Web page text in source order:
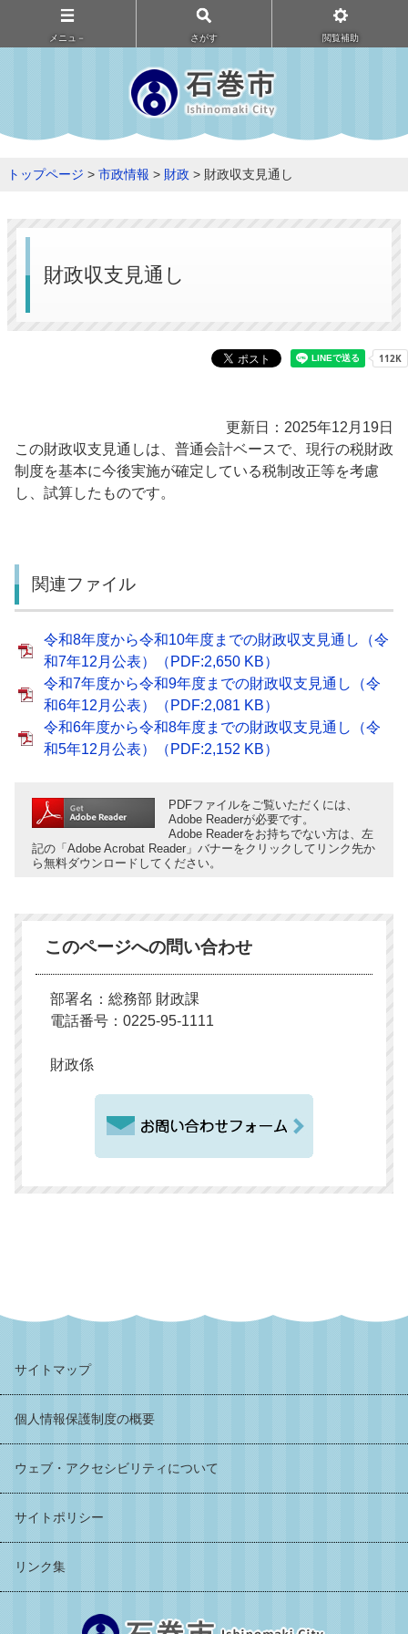
メニュ－ さがす 閲覧補助
トップページ > 市政情報 > 財政 > 財政収支見通し
財政収支見通し
更新日：2025年12月19日
この財政収支見通しは、普通会計ベースで、現行の税財政
制度を基本に今後実施が確定している税制改正等を考慮
し、試算したものです。
関連ファイル
令和8年度から令和10年度までの財政収支見通し（令
和7年12月公表）（PDF:2,650 KB）
令和7年度から令和9年度までの財政収支見通し（令
和6年12月公表）（PDF:2,081 KB）
令和6年度から令和8年度までの財政収支見通し（令
和5年12月公表）（PDF:2,152 KB）
PDFファイルをご覧いただくには、
Adobe Readerが必要です。
Adobe Readerをお持ちでない方は、左
記の「Adobe Acrobat Reader」バナーをクリックしてリンク先か
ら無料ダウンロードしてください。
このページへの問い合わせ
部署名：総務部 財政課
電話番号：0225-95-1111
財政係
サイトマップ
個人情報保護制度の概要
ウェブ・アクセシビリティについて
サイトポリシー
リンク集